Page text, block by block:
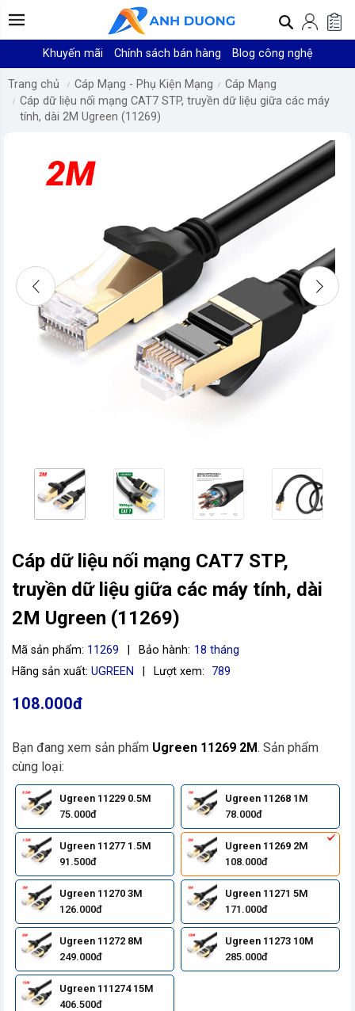
Khuyến mãi Chính sách bán hàng Blog công nghệ
Trang chủ Cáp Mạng - Phụ Kiện Mạng
Cáp Mạng
Cáp dữ liệu nối mạng CAT7 STP, truyền dữ liệu giữa các máy
tính, dài 2M Ugreen (11269)
Cáp dữ liệu nối mạng CAT7 STP,
truyền dữ liệu giữa các máy tính, dài
2M Ugreen (11269)
Mã sản phẩm: 11269 Bảo hành: 18 tháng
Hãng sản xuất: UGREEN Lượt xem: 789
108.000đ
Bạn đang xem sản phẩm Ugreen 11269 2M. Sản phẩm
cùng loại:
Ugreen 11229 0.5M
75.000đ
Ugreen 11268 1M
78.000đ
Ugreen 11277 1.5M
91.500đ
Ugreen 11269 2M
108.000đ
Ugreen 11270 3M
126.000đ
Ugreen 11271 5M
171.000đ
Ugreen 11272 8M
249.000đ
Ugreen 11273 10M
285.000đ
Ugreen 111274 15M
406.500đ